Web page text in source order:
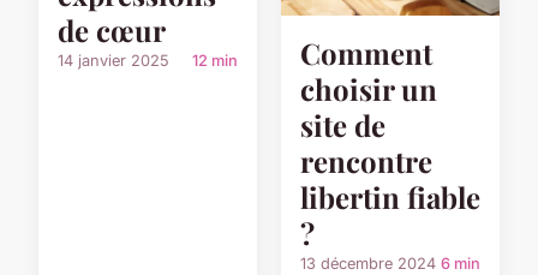
de cœur
14 janvier 2025 12 min
Comment
choisir un
site de
rencontre
libertin fiable
?
13 décembre 2024 6 min